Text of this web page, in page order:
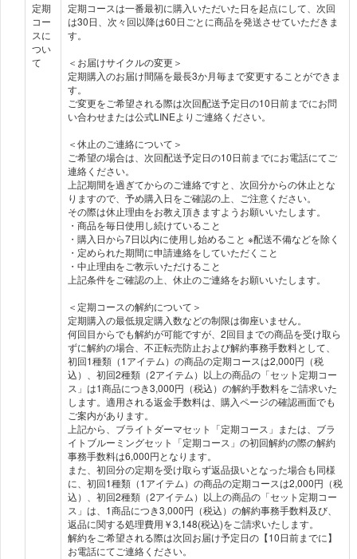
定期
コー
スに
つい
て
定期コースは一番最初に購入いただいた日を起点にして、次回
は30日、次々回以降は60日ごとに商品を発送させていただきま
す。
＜お届けサイクルの変更＞
定期購入のお届け間隔を最長3か月毎まで変更することができま
す。
ご変更をご希望される際は次回配送予定日の10日前までにお問
い合わせまたは公式LINEよりご連絡ください。
＜休止のご連絡について＞
ご希望の場合は、次回配送予定日の10日前までにお電話にてご
連絡ください。
上記期間を過ぎてからのご連絡ですと、次回分からの休止とな
りますので、予め購入日をご確認の上、ご注意ください。
その際は休止理由をお教え頂きますようお願いいたします。
・商品を毎日使用し続けていること
・購入日から7日以内に使用し始めること ※配送不備などを除く
・定められた期間に申請連絡をしていただくこと
・中止理由をご教示いただけること
上記条件をご確認の上、休止のご連絡をお願いいたします。
＜定期コースの解約について＞
定期購入の最低規定購入数などの制限は御座いません。
何回目からでも解約が可能ですが、2回目までの商品を受け取ら
ずに解約の場合、不正転売防止および解約事務手数料として、
初回1種類（1アイテム）の商品の定期コースは2,000円（税
込）、初回2種類（2アイテム）以上の商品の「セット定期コー
ス」は1商品につき3,000円（税込）の解約手数料をご請求いた
します。適用される返金手数料は、購入ページの確認画面でも
ご案内があります。
上記から、ブライトダーマセット「定期コース」または、ブラ
イトブルーミングセット「定期コース」の初回解約の際の解約
事務手数料は6,000円となります。
また、初回分の定期を受け取らず返品扱いとなった場合も同様
に、初回1種類（1アイテム）の商品の定期コースは2,000円（税
込）、初回2種類（2アイテム）以上の商品の「セット定期コー
ス」は、1商品につき3,000円（税込）の解約事務手数料及び、
返品に関する処理費用￥3,148(税込)をご請求いたします。
解約をご希望される際は次回お届け予定日の【10日前までに】
お電話にてご連絡ください。